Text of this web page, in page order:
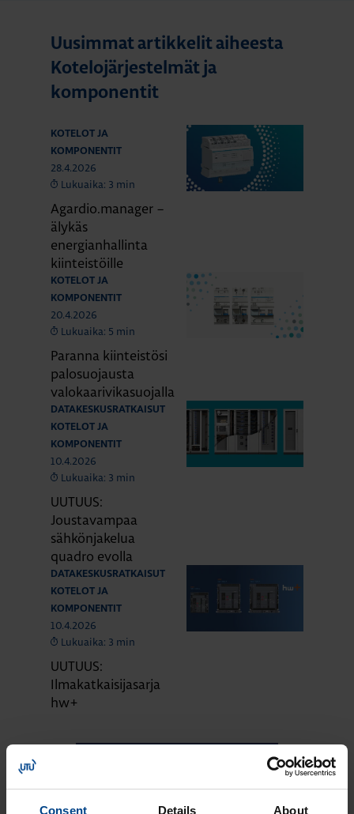
Consent Details About
Uusimmat artikkelit aiheesta
Kotelojärjestelmät ja
komponentit
KOTELOT JA
KOMPONENTIT
28.4.2026
Lukuaika: 3 min
Agardio.manager –
älykäs
energianhallinta
kiinteistöille
KOTELOT JA
KOMPONENTIT
20.4.2026
Lukuaika: 5 min
Paranna kiinteistösi
palosuojausta
valokaarivikasuojalla
DATAKESKUSRATKAISUT
KOTELOT JA
KOMPONENTIT
10.4.2026
Lukuaika: 3 min
UUTUUS:
Joustavampaa
sähkönjakelua
quadro evolla
DATAKESKUSRATKAISUT
KOTELOT JA
KOMPONENTIT
10.4.2026
Lukuaika: 3 min
UUTUUS:
Ilmakatkaisijasarja
hw+